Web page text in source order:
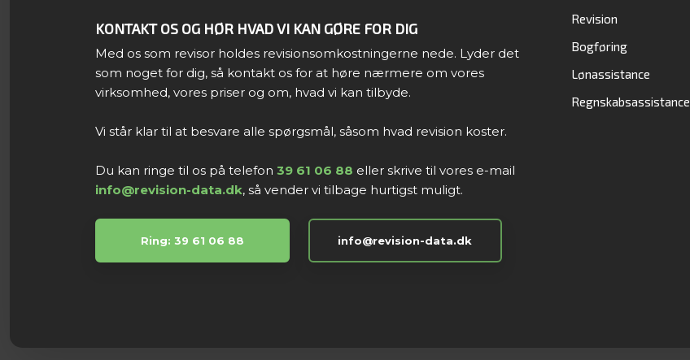
KONTAKT OS OG HØR HVAD VI KAN GØRE FOR DIG
Med os som revisor holdes revisionsomkostningerne nede. Lyder det
som noget for dig, så kontakt os for at høre nærmere om vores
virksomhed, vores priser og om, hvad vi kan tilbyde.
Vi står klar til at besvare alle spørgsmål, såsom hvad revision koster.
Du kan ringe til os på telefon39 61 06 88 eller skrive til vores e-mail
info@revision-data.dk, så vender vi tilbage hurtigst muligt.​
Revision
Bogføring
Lønassistance
Regnskabsassistance
Ring: 39 61 06 88 info@revision-data.dk